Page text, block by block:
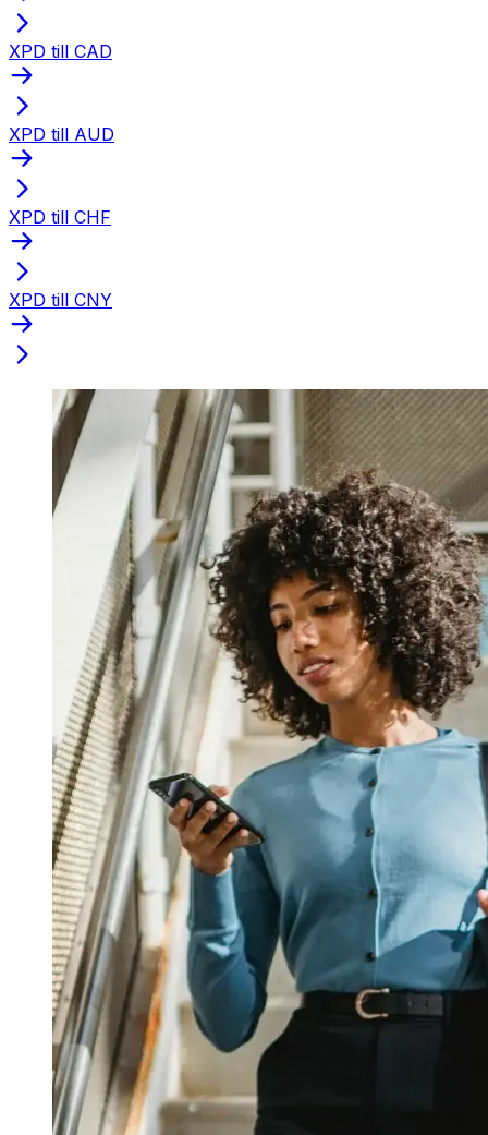
XPD till CAD
XPD till AUD
XPD till CHF
XPD till CNY